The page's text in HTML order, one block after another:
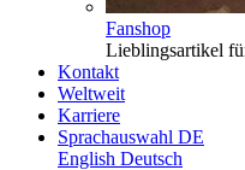
Fanshop
Lieblingsartikel
Kontakt
Weltweit
Karriere
Sprachauswahl DE
English Deutsch